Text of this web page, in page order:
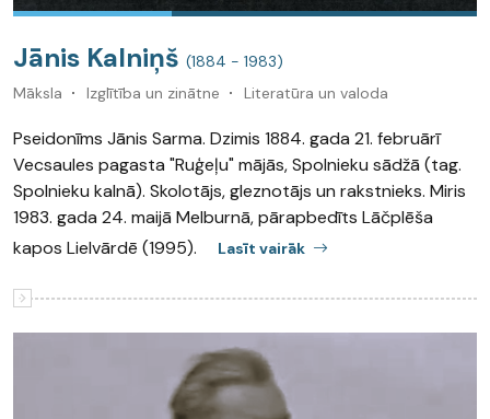
Jānis Kalniņš (1884 - 1983)
Māksla
Izglītība un zinātne Literatūra un valoda
Pseidonīms Jānis Sarma. Dzimis 1884. gada 21. februārī
Vecsaules pagasta "Ruģeļu" mājās, Spolnieku sādžā (tag.
Spolnieku kalnā). Skolotājs, gleznotājs un rakstnieks. Miris
1983. gada 24. maijā Melburnā, pārapbedīts Lāčplēša
kapos Lielvārdē (1995).
Lasīt vairāk